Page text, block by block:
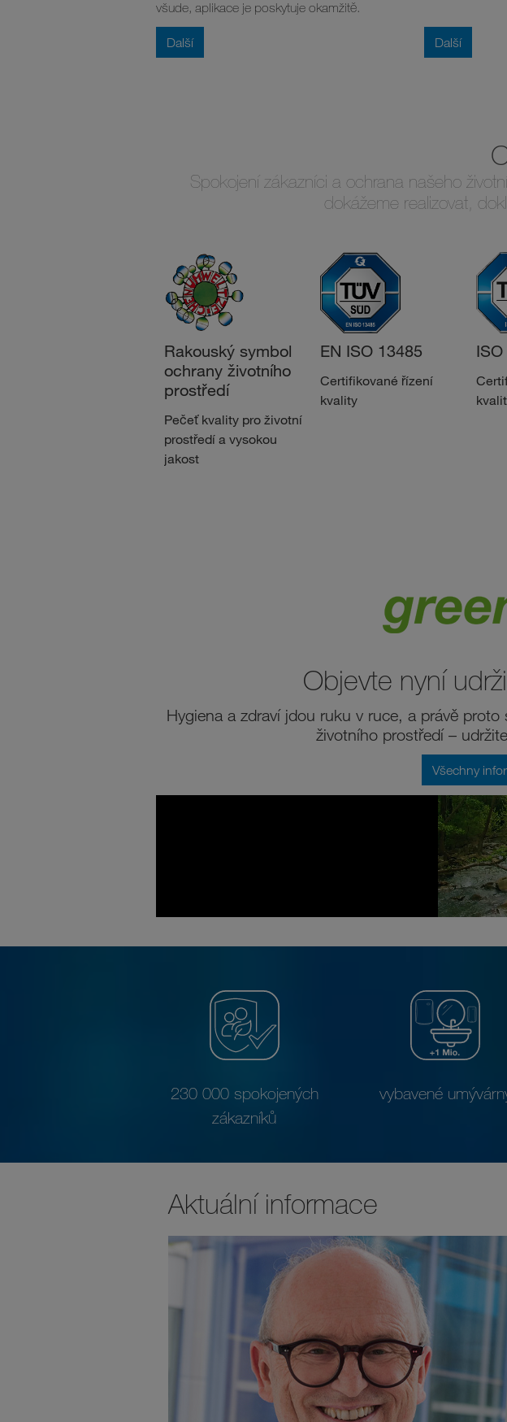
všude, aplikace je poskytuje okamžitě.
Další Další
Spokojení zákazníci a ochrana našeho
dokážeme realizovat,
Rakouský symbol
ochrany životního
prostředí
Pečeť kvality pro životní
prostředí a vysokou
jakost
EN ISO 13485
Certifikované řízení
kvality
ISO
Objevte nyní
Hygiena a zdraví jdou ruku v ruce, a právě
životního prostředí –
Všechny
230 000 spokojených
zákazníků
vybavené
Aktuální informace